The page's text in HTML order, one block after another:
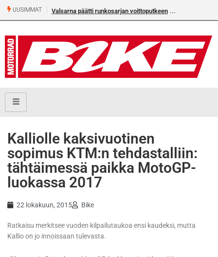
UUSIMMAT Valsarna päätti runkosarjan voittoputkeen
Kalliolle kaksivuotinen
sopimus KTM:n tehdastalliin:
tähtäimessä paikka MotoGP-
luokassa 2017
22 lokakuun, 2015 Bike
Ratkaisu merkitsee vuoden kilpailutaukoa ensi kaudeksi, mutta
Kallio on jo innoissaan tulevasta.